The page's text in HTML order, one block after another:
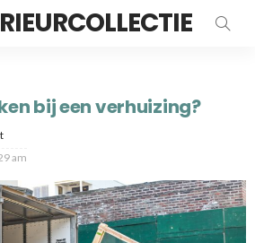
bij een verhuizing?
am